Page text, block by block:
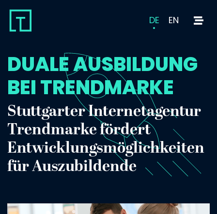
DE EN
DUALE AUSBILDUNG
BEI TRENDMARKE
Stuttgarter Internetagentur
Trendmarke fördert
Entwicklungsmöglichkeiten
für Auszubildende